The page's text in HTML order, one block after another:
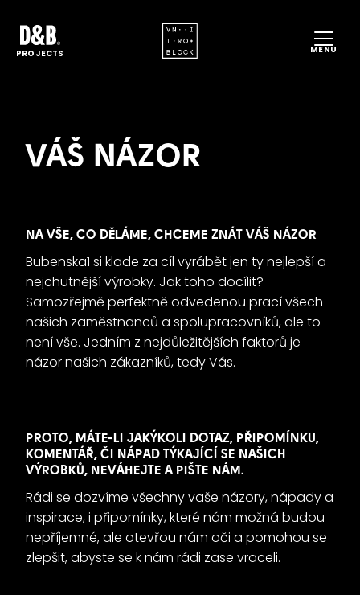
MENU
PROJECTS
VÁŠ NÁZOR
NA VŠE, CO DĚLÁME, CHCEME ZNÁT VÁŠ NÁZOR
Bubenska1 si klade za cíl vyrábět jen ty nejlepší a
nejchutnější výrobky. Jak toho docílit?
Samozřejmě perfektně odvedenou prací všech
našich zaměstnanců a spolupracovníků, ale to
není vše. Jedním z nejdůležitějších faktorů je
názor našich zákazníků, tedy Vás.
PROTO, MÁTE-LI JAKÝKOLI DOTAZ, PŘIPOMÍNKU,
KOMENTÁŘ, ČI NÁPAD TÝKAJÍCÍ SE NAŠICH
VÝROBKŮ, NEVÁHEJTE A PIŠTE NÁM.
Rádi se dozvíme všechny vaše názory, nápady a
inspirace, i připomínky, které nám možná budou
nepříjemné, ale otevřou nám oči a pomohou se
zlepšit, abyste se k nám rádi zase vraceli.